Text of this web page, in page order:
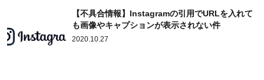
【不具合情報】Instagramの引用でURLを入れて
も画像やキャプションが表示されない件
2020.10.27